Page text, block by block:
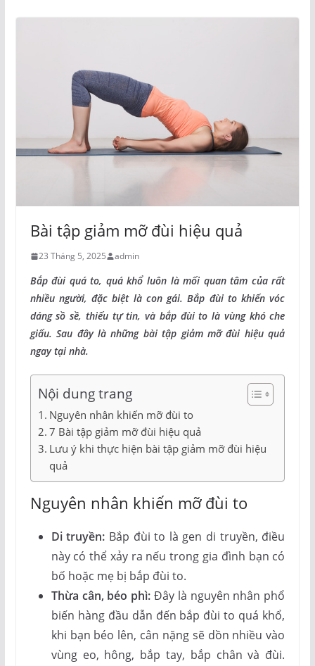
Bài tập giảm mỡ đùi hiệu quả
23 Tháng 5, 2025 admin
Bắp đùi quá to, quá khổ luôn là mối quan tâm của rất
nhiều người, đặc biệt là con gái. Bắp đùi to khiến vóc
dáng sồ sề, thiếu tự tin, và bắp đùi to là vùng khó che
giấu. Sau đây là những bài tập giảm mỡ đùi hiệu quả
ngay tại nhà.
Nội dung trang
Nguyên nhân khiến mỡ đùi to
7 Bài tập giảm mỡ đùi hiệu quả
Lưu ý khi thực hiện bài tập giảm mỡ đùi hiệu
quả
Nguyên nhân khiến mỡ đùi to
Di truyền: Bắp đùi to là gen di truyền, điều
này có thể xảy ra nếu trong gia đình bạn có
bố hoặc mẹ bị bắp đùi to.
Thừa cân, béo phì: Đây là nguyên nhân phổ
biến hàng đầu dẫn đến bắp đùi to quá khổ,
khi bạn béo lên, cân nặng sẽ dồn nhiều vào
vùng eo, hông, bắp tay, bắp chân và đùi.